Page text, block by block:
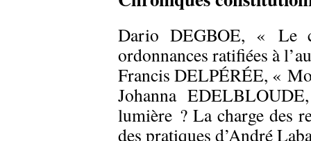
Dario DEGBOE, « Le
ordonnances ratifiées à
Francis DELPÉRÉE, «
Johanna
lumière ? La charge des
des pratiques d’André